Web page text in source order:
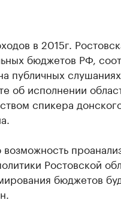
в 2015г.
бюджетов РФ,
публичных
об исполнении
спикера
Ростовской
бюджетов